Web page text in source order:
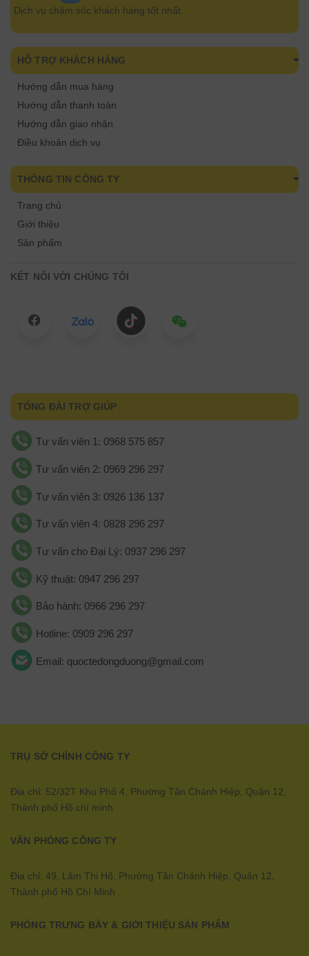
Dịch vụ chăm sóc khách hàng tốt nhất.
HỖ TRỢ KHÁCH HÀNG
Hướng dẫn mua hàng
Hướng dẫn thanh toán
Hướng dẫn giao nhận
Điều khoản dịch vụ
THÔNG TIN CÔNG TY
Trang chủ
Giới thiệu
Sản phẩm
KẾT NỐI VỚI CHÚNG TÔI
TỔNG ĐÀI TRỢ GIÚP
Tư vấn viên 1: 0968 575 857
Tư vấn viên 2: 0969 296 297
Tư vấn viên 3: 0926 136 137
Tư vấn viên 4: 0828 296 297
Tư vấn cho Đại Lý: 0937 296 297
Kỹ thuật: 0947 296 297
Bảo hành: 0966 296 297
Hotline: 0909 296 297
Email: quoctedongduong@gmail.com
TRỤ SỞ CHÍNH CÔNG TY
Địa chỉ: 52/32T Khu Phố 4, Phường Tân Chánh Hiệp, Quận 12,
Thành phố Hồ chí minh
VĂN PHÒNG CÔNG TY
Địa chỉ: 49, Lâm Thị Hố, Phường Tân Chánh Hiệp, Quận 12,
Thành phố Hồ Chí Minh
PHÒNG TRƯNG BÀY & GIỚI THIỆU SÀN PHẨM